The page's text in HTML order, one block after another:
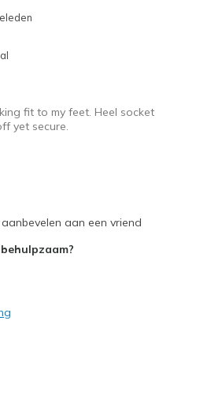
to size
are for Wearing
fit to my feet. Heel socket
yet secure.
to size
aanbevelen aan een vriend